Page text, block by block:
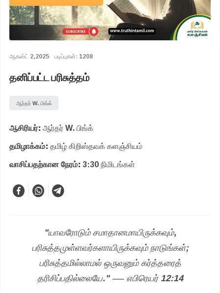
ஆகஸ்ட் 2,2025 படிப்புகள்: 1208
தனிப்பட்ட பரிசுத்தம்
ஆர்தர் W. பிங்க்
ஆசிரியர்:ஆர்தர் W. பிங்க்
தமிழாக்கம்:தமிழ் கிறிஸ்தவக் களஞ்சியம்
வாசிப்பதற்கான நேரம்:3:30 நிமிடங்கள்
"யாவரோடும் சமாதானமாயிருக்கவும்,
பரிசுத்தமுள்ளவர்களாயிருக்கவும் நாடுங்கள்;
பரிசுத்தமில்லாமல் ஒருவனும் கர்த்தரைத்
தரிசிப்பதில்லையே." — எபிரெயர் 12:14